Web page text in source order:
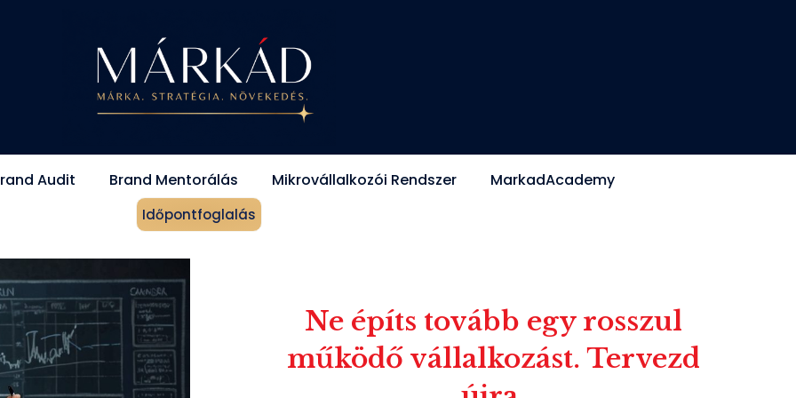
Audit Brand Mentorálás Mikrovállalkozói Rendszer MarkadAcademy
Időpontfoglalás
Ne építs tovább egy rosszul
működő vállalkozást. Tervezd